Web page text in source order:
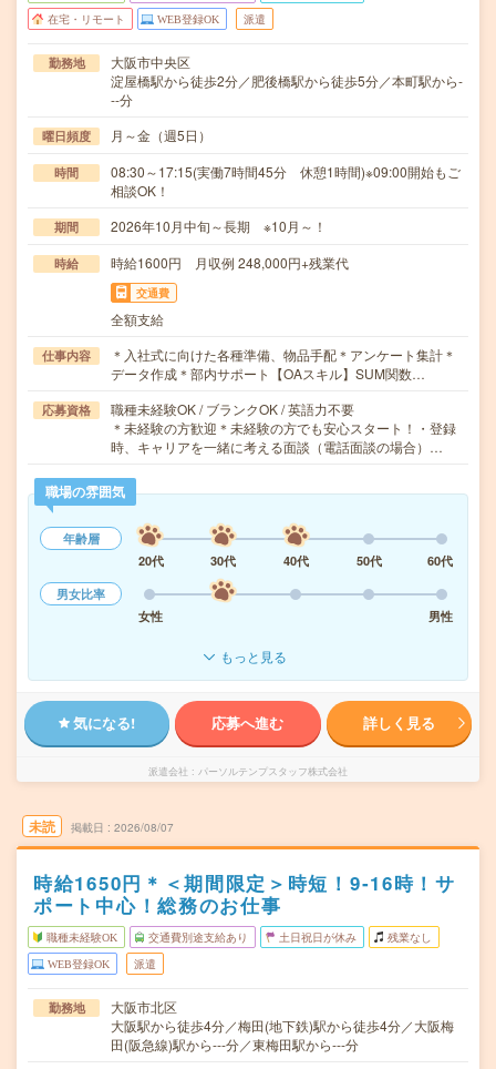
在宅・リモート WEB登録OK 派遣
勤務地
大阪市中央区
淀屋橋駅から徒歩2分／肥後橋駅から徒歩5分／本町駅から-
--分
曜日頻度 月～金（週5日）
時間
08:30～17:15(実働7時間45分 休憩1時間)※09:00開始もご
相談OK！
期間 2026年10月中旬～長期 ※10月～！
時給 時給1600円 月収例 248,000円+残業代
交通費
全額支給
仕事内容
＊入社式に向けた各種準備、物品手配＊アンケート集計＊
データ作成＊部内サポート【OAスキル】SUM関数…
応募資格
職種未経験OK / ブランクOK / 英語力不要
＊未経験の方歓迎＊未経験の方でも安心スタート！・登録
時、キャリアを一緒に考える面談（電話面談の場合）…
職場の雰囲気
年齢層
20代
30代 40代 50代
60代
男女比率
女性
男性
もっと見る
気になる! 応募へ進む 詳しく見る
派遣会社 パーソルテンプスタッフ株式会社
未読 掲載日 2026/08/07
時給1650円＊＜期間限定＞時短！9‐16時！サ
ポート中心！総務のお仕事
職種未経験OK 交通費別途支給あり 土日祝日が休み 残業なし
WEB登録OK 派遣
勤務地
大阪市北区
大阪駅から徒歩4分／梅田(地下鉄)駅から徒歩4分／大阪梅
田(阪急線)駅から---分／東梅田駅から---分